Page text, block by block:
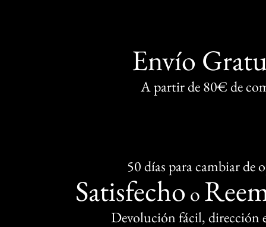
Envío
A partir de 80€ de
50 días para cambiar de
Satisfecho o
Devolución fácil, dirección